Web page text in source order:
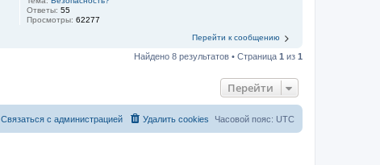
Ответы:55
Просмотры:62277
Перейти к сообщению
Найдено 8 результатов • Страница 1 из 1
Перейти
Часовой пояс: UTC
Удалить cookies
Связаться с администрацией